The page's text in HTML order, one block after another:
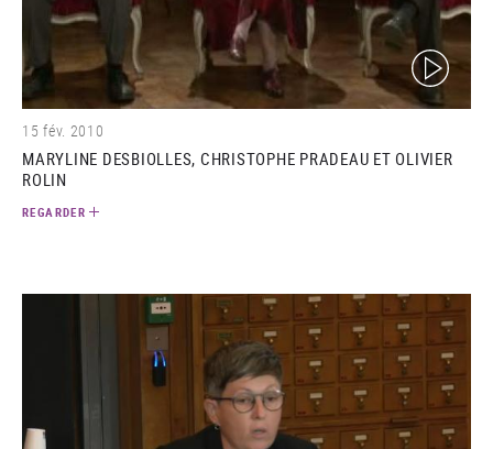
(video)
15 fév. 2010
MARYLINE DESBIOLLES, CHRISTOPHE PRADEAU ET OLIVIER
ROLIN
REGARDER